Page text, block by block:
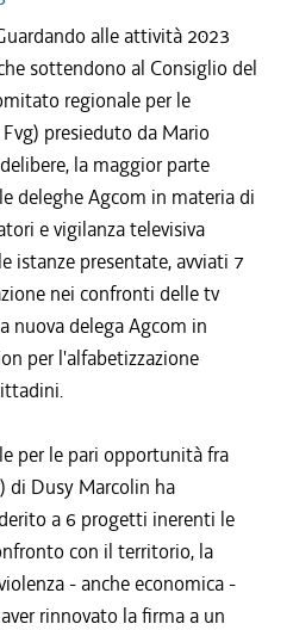
alle attività 2023
sottendono al Consiglio del
regionale per le
presieduto da Mario
la maggior parte
deleghe Agcom in materia di
e vigilanza televisiva
istanze presentate, avviati 7
nei confronti delle tv
nuova delega Agcom in
per l'alfabetizzazione
per le pari opportunità fra
di Dusy Marcolin ha
a 6 progetti inerenti le
con il territorio, la
- anche economica -
rinnovato la firma a un